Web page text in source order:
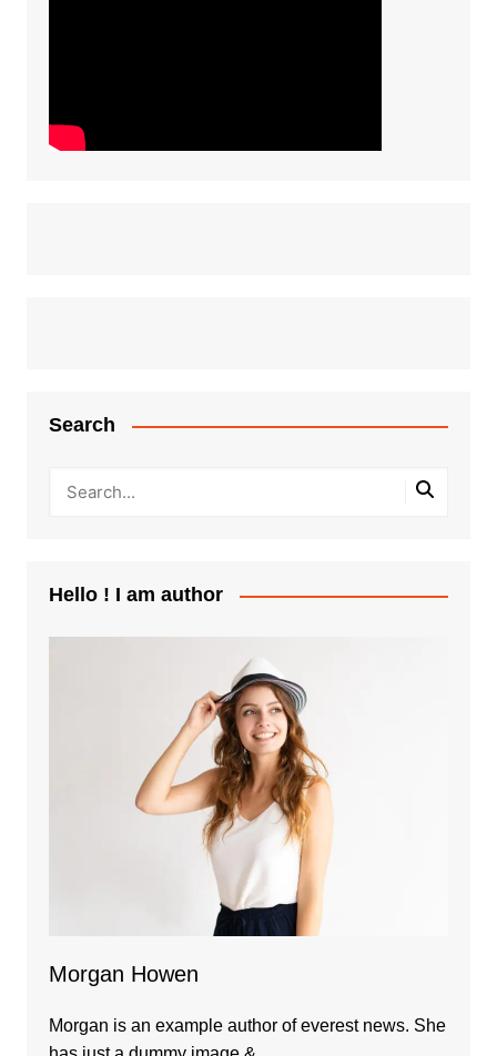
Search
Hello ! I am author
Morgan Howen
Morgan is an example author of everest news. She